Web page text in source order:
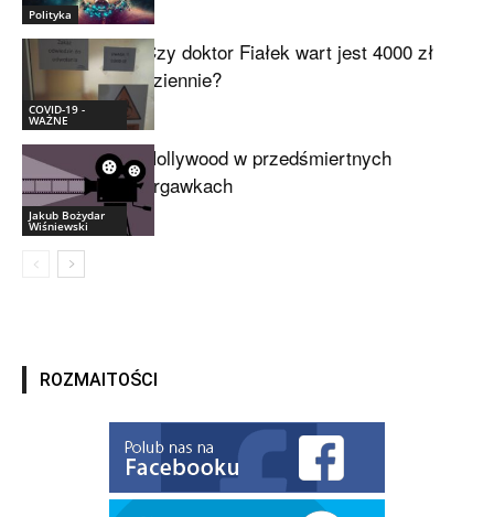
Polityka
COVID-19 -
WAŻNE
Czy doktor Fiałek wart jest 4000 zł
dziennie?
Jakub Bożydar
Wiśniewski
Hollywood w przedśmiertnych
drgawkach
ROZMAITOŚCI